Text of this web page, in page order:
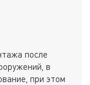
после
в
при этом